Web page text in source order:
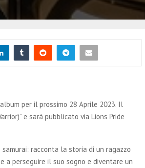
per il prossimo 28 Aprile 2023. Il
e sarà pubblicato via Lions Pride
racconta la storia di un ragazzo
a perseguire il suo sogno e diventare un